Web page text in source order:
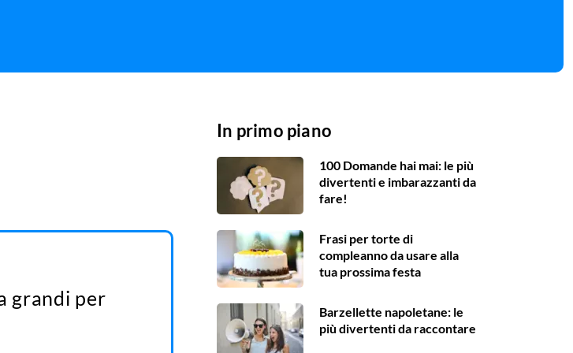
grandi per
In primo piano
100 Domande hai mai: le più
divertenti e imbarazzanti da
fare!
Frasi per torte di
compleanno da usare alla
tua prossima festa
Barzellette napoletane: le
più divertenti da raccontare